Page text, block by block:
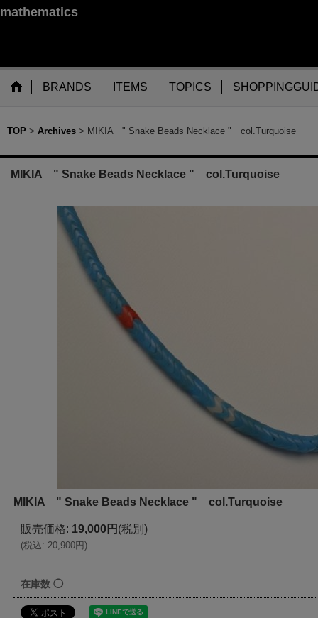
mathematics
BRANDS ITEMS TOPICS
TOP > Archives > MIKIA " Snake Beads Necklace " col.Turquoise
MIKIA " Snake Beads Necklace " col.Turquoise
MIKIA " Snake Beads Necklace " col.Turquoise
販売価格: 19,000円 (税別)
(税込: 20,900円)
在庫数 ◯